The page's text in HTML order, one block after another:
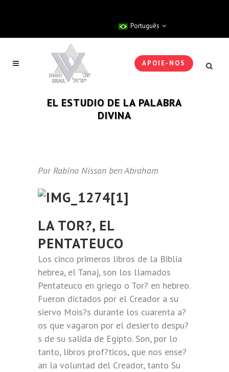
Português
APOIE-NOS
EL ESTUDIO DE LA PALABRA
DIVINA
Por Rabino Nissan ben Abraham
LA TOR?, EL
PENTATEUCO
Los cinco primeros libros de la Biblia
hebrea, el Tanaj, son los llamados
Pentateuco en griego o Tor? en hebreo.
Fueron dictados por el Creador a su
siervo Mois?s durante los cuarenta a?
os que vagaron por el desierto despu?
s de su salida de Egipto. Son, por lo
tanto, libros prof?ticos, que nos ense?
an la voluntad del Creador, tanto Su